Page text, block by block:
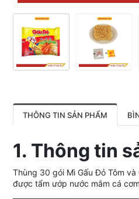
THÔNG TIN SẢN PHẨM
1. Thông tin
Thùng 30 gói Mì Gấu Đỏ Tôm
được tẩm ướp nước mắm cá